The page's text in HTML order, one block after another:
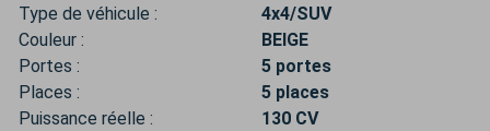
Type de véhicule :
4x4/SUV
Couleur :
BEIGE
Portes :
5 portes
Places :
5 places
Puissance réelle :
130 CV